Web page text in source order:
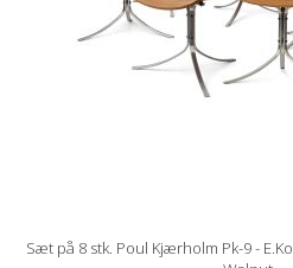
Sæt på 8 stk. Poul Kjærholm Pk-9 -